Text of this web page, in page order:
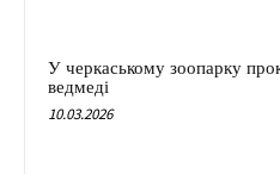
У черкаському зоопарку
ведмеді
10.03.2026